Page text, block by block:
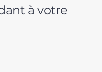
à votre